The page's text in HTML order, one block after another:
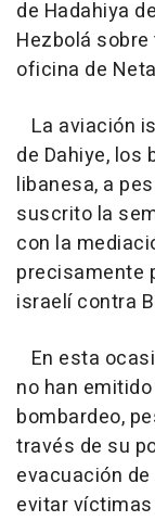
de Hadahiya
Hezbolá
oficina de
La aviación
de Dahiye, los
libanesa, a
suscrito la
con la
precisamente
israelí contra
En esta
no han
bombardeo,
través de su
evacuación
evitar